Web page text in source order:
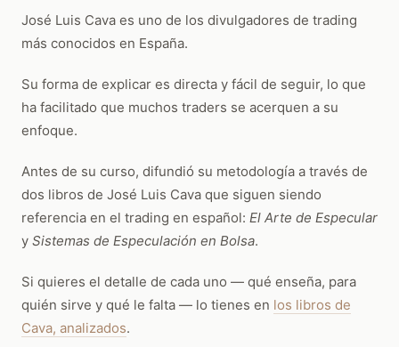
José Luis Cava es uno de los divulgadores de trading
más conocidos en España.
Su forma de explicar es directa y fácil de seguir, lo que
ha facilitado que muchos traders se acerquen a su
enfoque.
Antes de su curso, difundió su metodología a través de
dos libros de José Luis Cava que siguen siendo
referencia en el trading en español: El Arte de Especular
y Sistemas de Especulación en Bolsa.
Si quieres el detalle de cada uno — qué enseña, para
quién sirve y qué le falta — lo tienes en los libros de
Cava, analizados.